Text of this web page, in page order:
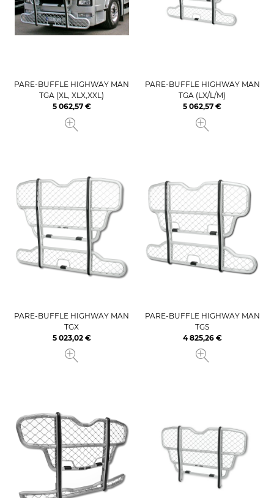
PARE-BUFFLE HIGHWAY MAN
TGA (XL, XLX,XXL)
Prix
5 062,57 €
PARE-BUFFLE HIGHWAY MAN
TGA (LX/L/M)​​​​​​​
Prix
5 062,57 €
PARE-BUFFLE HIGHWAY MAN
TGX
Prix
5 023,02 €
PARE-BUFFLE HIGHWAY MAN
TGS
Prix
4 825,26 €